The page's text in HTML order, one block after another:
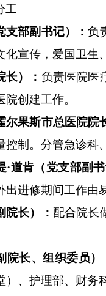
工
支部副书记）：负
化宣传，爱国卫生
长）： 负责医院医
创建工作。
尔果斯市总医院院
控制。分管急诊科
·道肯（党支部副
出进修期间工作由
院长）： 配合院长
院长、组织委员）
、 护理部、财务